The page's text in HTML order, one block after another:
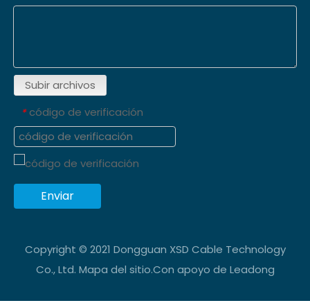
Subir archivos
* código de verificación
Enviar
Copyright © 2021 Dongguan XSD Cable Technology
Co., Ltd. Mapa del sitio.Con apoyo de Leadong